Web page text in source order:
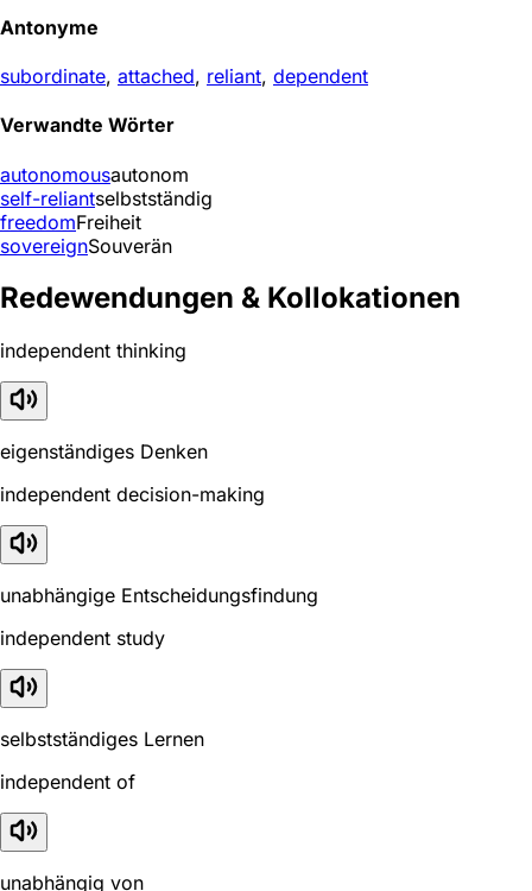
Antonyme
subordinate, attached, reliant, dependent
Verwandte Wörter
autonomousautonom
self-reliantselbstständig
freedomFreiheit
sovereignSouverän
Redewendungen & Kollokationen
independent thinking
eigenständiges Denken
independent decision-making
unabhängige Entscheidungsfindung
independent study
selbstständiges Lernen
independent of
unabhängig von